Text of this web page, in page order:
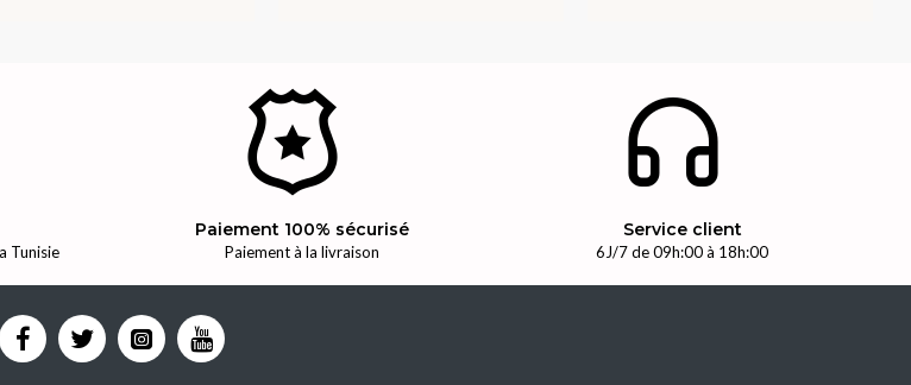
Tunisie
Paiement 100% sécurisé
Paiement à la livraison
Service client
6J/7 de 09h:00 à 18h:00